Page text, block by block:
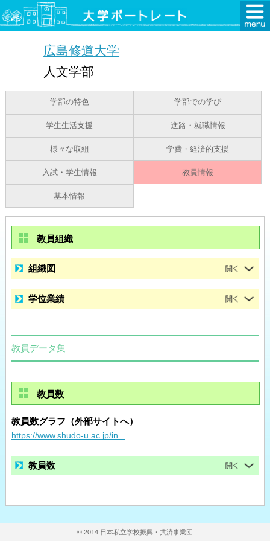
広島修道大学
人文学部
学部の特色 学部での学び
学生生活支援 進路・就職情報
様々な取組 学費・経済的支援
入試・学生情報 教員情報
基本情報
教員組織
組織図
学位業績
教員データ集
教員数
教員数グラフ（外部サイトへ）
https://www.shudo-u.ac.jp/in...
教員数
© 2014 日本私立学校振興・共済事業団